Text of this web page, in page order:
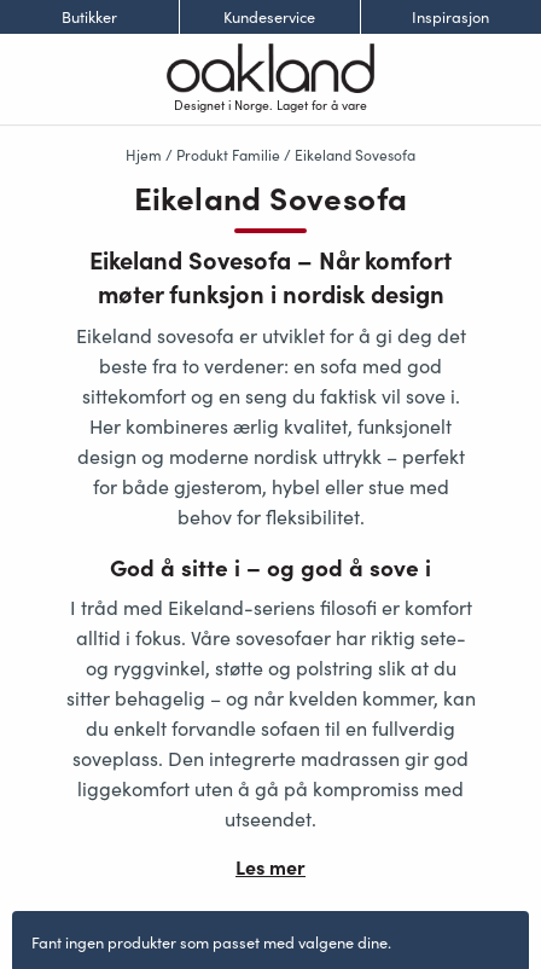
Butikker Kundeservice Inspirasjon
Designet i Norge. Laget for å vare
Hjem / Produkt Familie / Eikeland Sovesofa
Eikeland Sovesofa
Eikeland Sovesofa – Når komfort
møter funksjon i nordisk design
Eikeland sovesofa er utviklet for å gi deg det
beste fra to verdener: en sofa med god
sittekomfort og en seng du faktisk vil sove i.
Her kombineresærlig kvalitet, funksjonelt
design og moderne nordisk uttrykk – perfekt
for både gjesterom, hybel eller stue med
behov for fleksibilitet.
God å sitte i – og god å sove i
I tråd med Eikeland-seriens filosofi er komfort
alltid i fokus. Våre sovesofaer har riktig sete-
og ryggvinkel, støtte og polstring slik at du
sitter behagelig – og når kvelden kommer, kan
du enkelt forvandle sofaen til en fullverdig
soveplass. Den integrerte madrassen girgod
liggekomfort uten å gå på kompromiss med
utseendet.
Les mer
Fant ingen produkter som passet med valgene dine.